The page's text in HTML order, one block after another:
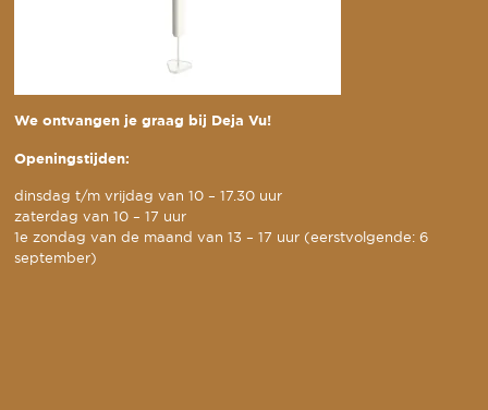
We ontvangen je graag bij Deja Vu!
Openingstijden:
dinsdag t/m vrijdag van 10 – 17.30 uur
zaterdag van 10 – 17 uur
1e zondag van de maand van 13 – 17 uur (eerstvolgende: 6
september)